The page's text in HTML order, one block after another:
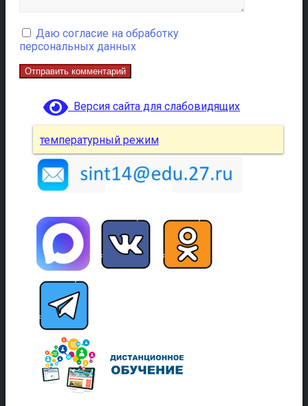
Даю согласие на обработку
персональных данных
Версия сайта для слабовидящих
температурный режим